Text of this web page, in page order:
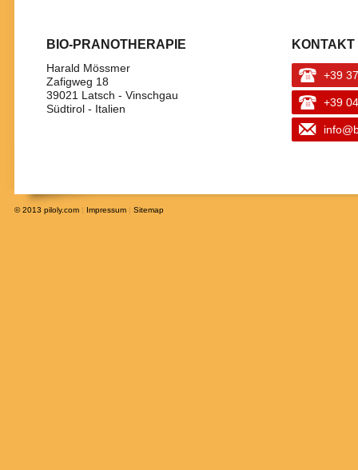
BIO-PRANOTHERAPIE
Harald Mössmer
Zafigweg 18
39021 Latsch - Vinschgau
Südtirol - Italien
+39
+39
© 2013 piloly.com | Impressum | Sitemap